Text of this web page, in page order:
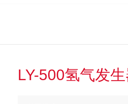
LY-500氢气发